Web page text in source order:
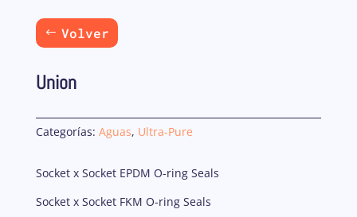
Volver
Union
Categorías: Aguas, Ultra-Pure
Socket x Socket EPDM O-ring Seals
Socket x Socket FKM O-ring Seals